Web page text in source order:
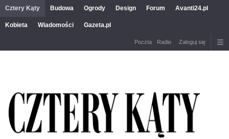
Cztery Kąty Budowa Ogrody Design Forum Avanti24.pl
Kobieta Wiadomości Gazeta.pl
Poczta Radio Zaloguj się